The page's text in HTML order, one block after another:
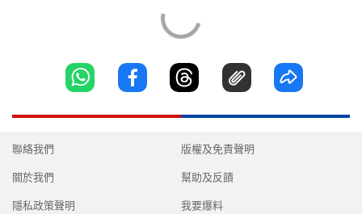
聯絡我們
關於我們
隱私政策聲明
版權及免責聲明
幫助及反饋
我要爆料